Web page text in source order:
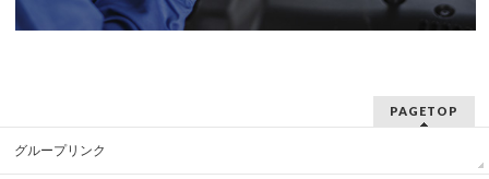
PAGETOP
グループリンク